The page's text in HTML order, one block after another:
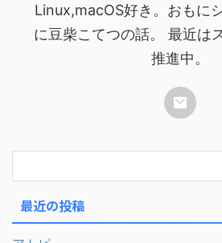
Linux,macOS好き。おもに
に豆柴こてつの話。 最近は
推進中。
最近の投稿